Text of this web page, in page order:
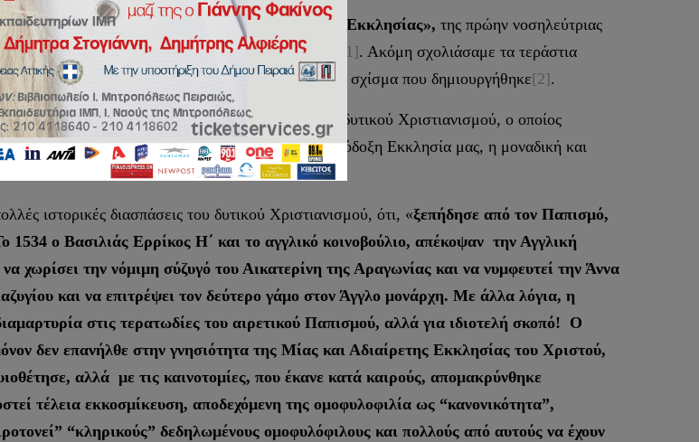
γυναίκας ως «Πριμάτου» της Αγγλικανικής «Εκκλησίας», της πρώην νοσηλεύτριας
δισχιλιόχρονης παράδοσης της Εκκλησίας μας [1]. Ακόμη σχολιάσαμε τα τεράστια
θρόνο»τουΚατέρμπουρι, με αποκορύφωμα το σχίσμα που δημιουργήθηκε[2].
αιρετικού Αγγλικανισμού και γενικότερα του δυτικού Χριστιανισμού, ο οποίος
τον οποίο ενσαρκώνει και διασώζει μόνον η Ορθόδοξη Εκκλησία μας, η μοναδική και
ιστορικές διασπάσεις του δυτικού Χριστιανισμού, ότι, «ξεπήδησε από τον Παπισμό,
ο Βασιλιάς Ερρίκος Η΄ και το αγγλικό κοινοβούλιο, απέκοψαν την Αγγλική
χωρίσει την νόμιμη σύζυγό του Αικατερίνη της Αραγωνίας και να νυμφευτεί την Άννα
και να επιτρέψει τον δεύτερο γάμο στον Άγγλο μονάρχη. Με άλλα λόγια, η
στις τερατωδίες του αιρετικού Παπισμού, αλλά για ιδιοτελή σκοπό! Ο
δεν επανήλθε στην γνησιότητα της Μίας και Αδιαίρετης Εκκλησίας του Χριστού,
αλλά με τις καινοτομίες, που έκανε κατά καιρούς, απομακρύνθηκε
τέλεια εκκοσμίκευση, αποδεχόμενη της ομοφυλοφιλία ως “κανονικότητα”,
“κληρικούς” δεδηλωμένους ομοφυλόφιλους και πολλούς από αυτούς να έχουν